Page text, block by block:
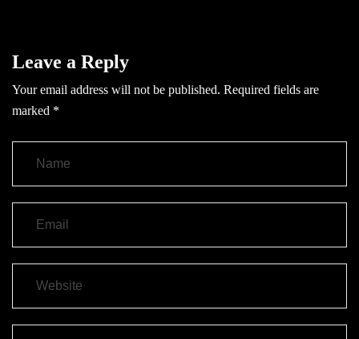
Leave a Reply
Your email address will not be published. Required fields are
marked *